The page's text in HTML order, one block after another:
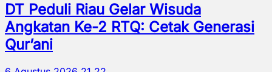
DT Peduli Riau Gelar Wisuda
Angkatan Ke-2 RTQ: Cetak Generasi
Qur’ani